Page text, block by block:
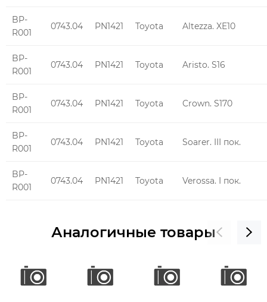
BP-
R001
0743.04 PN1421 Toyota Altezza. XE10
BP-
R001
0743.04 PN1421 Toyota Aristo. S16
BP-
R001
0743.04 PN1421 Toyota Crown. S170
BP-
R001
0743.04 PN1421 Toyota Soarer. III пок.
BP-
R001
0743.04 PN1421 Toyota Verossa. I пок.
Аналогичные товары